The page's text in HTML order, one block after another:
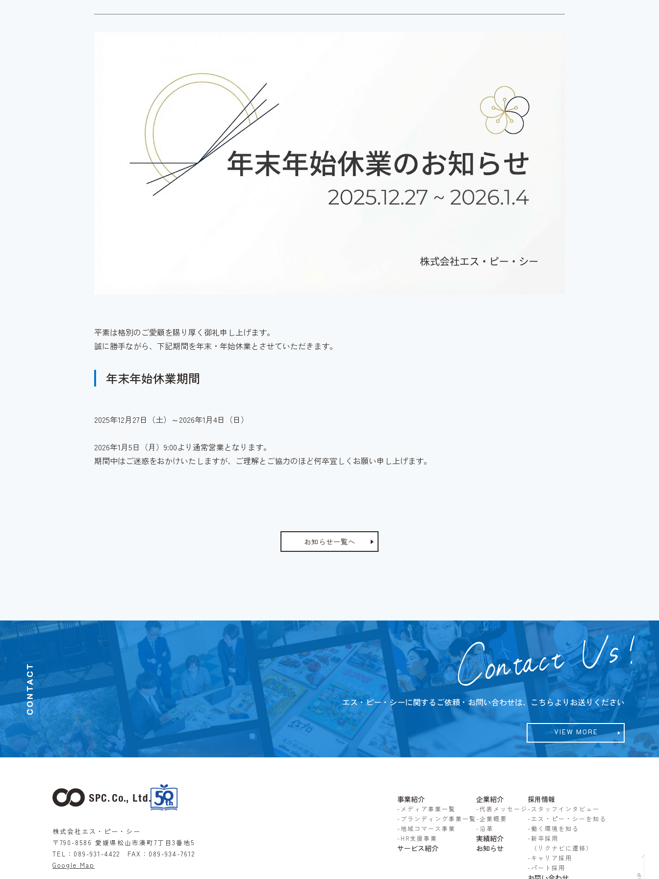
平素は格別のご愛顧を賜り厚く御礼申し上げます。
誠に勝手ながら、下記期間を年末・年始休業とさせていただきます。
年末年始休業期間
2025年12月27日（土）～2026年1月4日（日）
2026年1月5日（月）9:00より通常営業となります。
期間中はご迷惑をおかけいたしますが、ご理解とご協力のほど何卒宜しくお願い申し上げます。
お知らせ一覧へ
CONTACT エス・ピー・シーに関するご依頼・お問い合わせは、こちらよりお送りください
VIEW MORE
株式会社エス・ピー・シー
〒790-8586 愛媛県松山市湊町7丁目3番地5
TEL： 089-931-4422 FAX： 089-934-7612
Google Map
事業紹介
- メディア事業一覧
- ブランディング事業一覧
-地域コマース事業
-HR支援事業
サービス紹介
企業紹介
-代表メッセージ
-企業概要
-沿革
実績紹介
お知らせ
採用情報
- スタッフインタビュー
-エス・ピー・シーを知る
-働く環境を知る
-新卒採用
（リクナビに遷移）
-キャリア採用
-パート採用